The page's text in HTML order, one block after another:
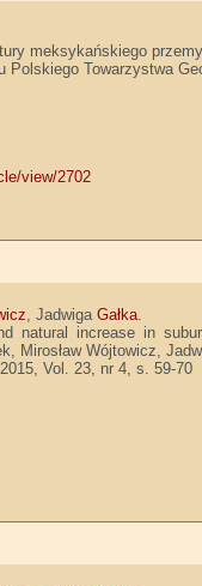
meksykańskiego
Polskiego Towarzystwa
view/2702
, JadwigaGałka.
natural increase in
Mirosław Wójtowicz,
Vol. 23, nr 4, s. 59-70